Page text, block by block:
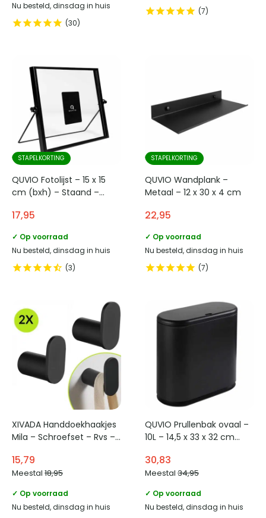
Nu besteld, dinsdag in huis
30
7
STAPELKORTING
QUVIO Fotolijst – 15 x 15
cm (bxh) – Staand –
17,95
✓ Op voorraad
Nu besteld, dinsdag in huis
3
STAPELKORTING
QUVIO Wandplank –
Metaal – 12 x 30 x 4 cm
22,95
✓ Op voorraad
Nu besteld, dinsdag in huis
7
XIVADA Handdoekhaakjes
Mila – Schroefset – Rvs –
15,79
Meestal 18,95
✓ Op voorraad
Nu besteld, dinsdag in huis
QUVIO Prullenbak ovaal –
10L – 14,5 x 33 x 32 cm
30,83
Meestal 34,95
✓ Op voorraad
Nu besteld, dinsdag in huis